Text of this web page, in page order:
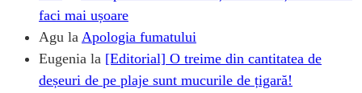
faci mai ușoare
Agu la Apologia fumatului
Eugenia la [Editorial] O treime din cantitatea de
deșeuri de pe plaje sunt mucurile de țigară!